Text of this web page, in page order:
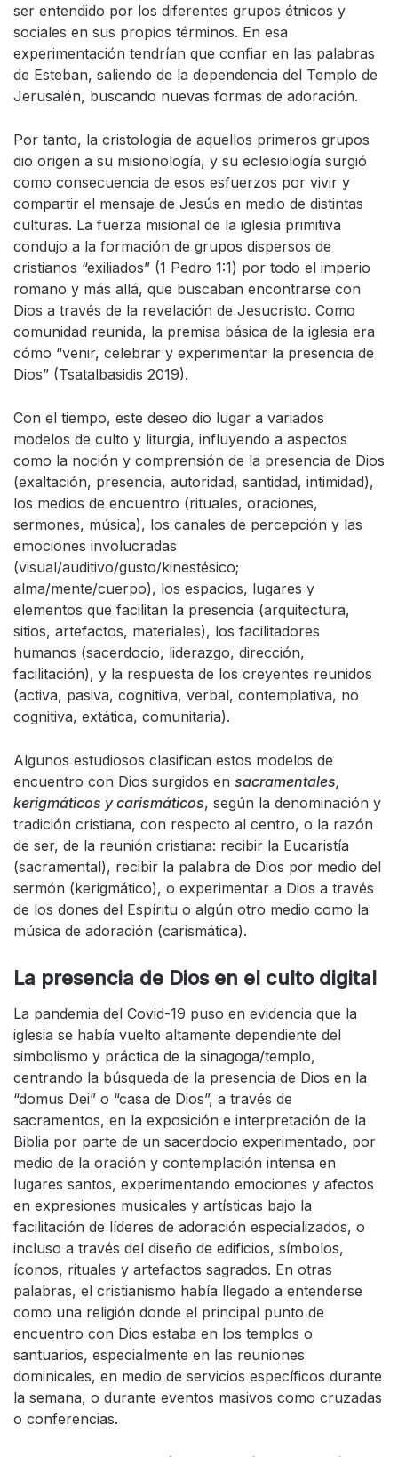
ser entendido por los diferentes grupos étnicos y
sociales en sus propios términos. En esa
experimentación tendrían que confiar en las palabras
de Esteban, saliendo de la dependencia del Templo de
Jerusalén, buscando nuevas formas de adoración.
Por tanto, la cristología de aquellos primeros grupos
dio origen a su misionología, y su eclesiología surgió
como consecuencia de esos esfuerzos por vivir y
compartir el mensaje de Jesús en medio de distintas
culturas. La fuerza misional de la iglesia primitiva
condujo a la formación de grupos dispersos de
cristianos “exiliados” (1 Pedro 1:1) por todo el imperio
romano y más allá, que buscaban encontrarse con
Dios a través de la revelación de Jesucristo. Como
comunidad reunida, la premisa básica de la iglesia era
cómo “venir, celebrar y experimentar la presencia de
Dios” (Tsatalbasidis 2019).
Con el tiempo, este deseo dio lugar a variados
modelos de culto y liturgia, influyendo a aspectos
como la noción y comprensión de la presencia de Dios
(exaltación, presencia, autoridad, santidad, intimidad),
los medios de encuentro (rituales, oraciones,
sermones, música), los canales de percepción y las
emociones involucradas
(visual/auditivo/gusto/kinestésico;
alma/mente/cuerpo), los espacios, lugares y
elementos que facilitan la presencia (arquitectura,
sitios, artefactos, materiales), los facilitadores
humanos (sacerdocio, liderazgo, dirección,
facilitación), y la respuesta de los creyentes reunidos
(activa, pasiva, cognitiva, verbal, contemplativa, no
cognitiva, extática, comunitaria).
Algunos estudiosos clasifican estos modelos de
encuentro con Dios surgidos en sacramentales,
kerigmáticos y carismáticos, según la denominación y
tradición cristiana, con respecto al centro, o la razón
de ser, de la reunión cristiana: recibir la Eucaristía
(sacramental), recibir la palabra de Dios por medio del
sermón (kerigmático), o experimentar a Dios a través
de los dones del Espíritu o algún otro medio como la
música de adoración (carismática).
La presencia de Dios en el culto digital
La pandemia del Covid-19 puso en evidencia que la
iglesia se había vuelto altamente dependiente del
simbolismo y práctica de la sinagoga/templo,
centrando la búsqueda de la presencia de Dios en la
“domus Dei” o “casa de Dios”, a través de
sacramentos, en la exposición e interpretación de la
Biblia por parte de un sacerdocio experimentado, por
medio de la oración y contemplación intensa en
lugares santos, experimentando emociones y afectos
en expresiones musicales y artísticas bajo la
facilitación de líderes de adoración especializados, o
incluso a través del diseño de edificios, símbolos,
íconos, rituales y artefactos sagrados. En otras
palabras, el cristianismo había llegado a entenderse
como una religión donde el principal punto de
encuentro con Dios estaba en los templos o
santuarios, especialmente en las reuniones
dominicales, en medio de servicios específicos durante
la semana, o durante eventos masivos como cruzadas
o conferencias.